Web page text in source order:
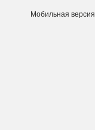
Мобильная версия